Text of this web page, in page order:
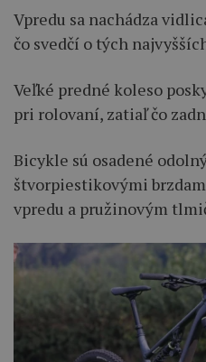
Vpredu sa nachádza
čo svedčí o tých
Veľké predné koleso
pri rolovaní, zatiaľ čo
Bicykle sú osadené
štvorpiestikovými
vpredu a pružinovým